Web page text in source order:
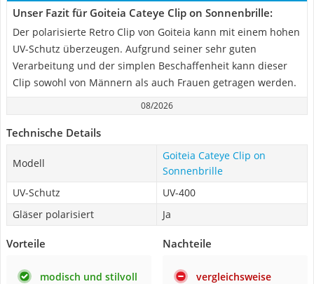
Unser Fazit für Goiteia Cateye Clip on Sonnenbrille:
Der polarisierte Retro Clip von Goiteia kann mit einem hohen
UV-Schutz überzeugen. Aufgrund seiner sehr guten
Verarbeitung und der simplen Beschaffenheit kann dieser
Clip sowohl von Männern als auch Frauen getragen werden.
08/2026
Technische Details
Modell
Goiteia Cateye Clip on
Sonnenbrille
UV-Schutz
UV-400
Gläser polarisiert
Ja
Vorteile
modisch und stilvoll
Nachteile
vergleichsweise